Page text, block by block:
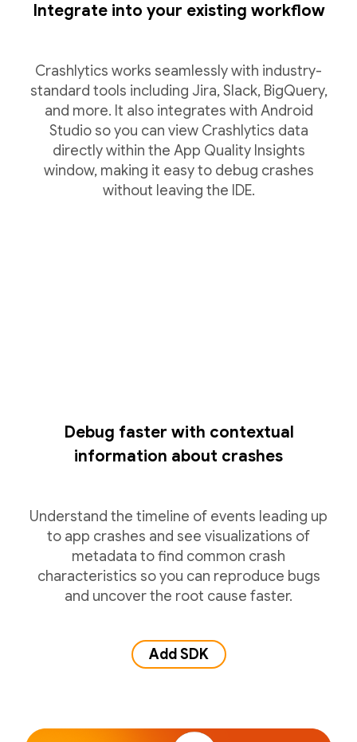
Integrate into your existing workflow
Crashlytics works seamlessly with industry-
standard tools including Jira, Slack, BigQuery,
and more. It also integrates with Android
Studio so you can view Crashlytics data
directly within the App Quality Insights
window, making it easy to debug crashes
without leaving the IDE.
Debug faster with contextual
information about crashes
Understand the timeline of events leading up
to app crashes and see visualizations of
metadata to find common crash
characteristics so you can reproduce bugs
and uncover the root cause faster.
Add SDK